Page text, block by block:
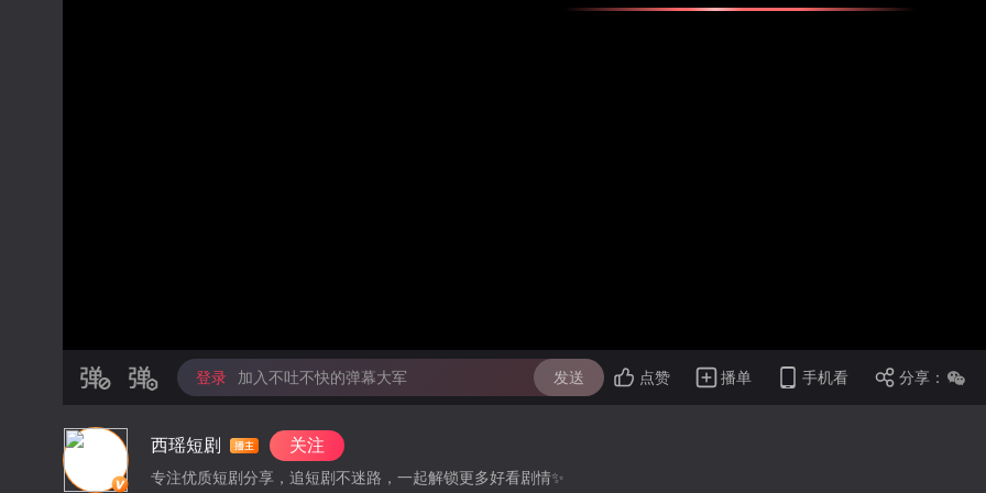
登录 加入不吐不快的弹幕大军 发送 点赞 播单 手机看 分享：
西瑶短剧 关注
专注优质短剧分享，追短剧不迷路，一起解锁更多好看剧情✨